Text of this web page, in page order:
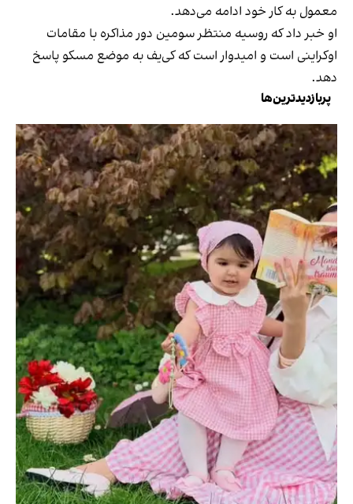
معمول به کار خود ادامه می‌دهد.
او خبر داد که روسیه منتظر سومین دور مذاکره با مقامات
اوکراینی است و امیدوار است که کی‌یف به موضع مسکو پاسخ
دهد.
پربازدیدترین‌ها